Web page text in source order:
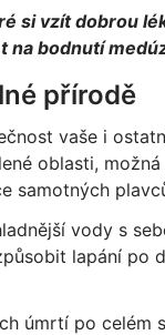
si vzít dobrou
bodnutí
přírodě
vaše i
oblasti,
samotných
vody s
lapání po
úmrtí po celém